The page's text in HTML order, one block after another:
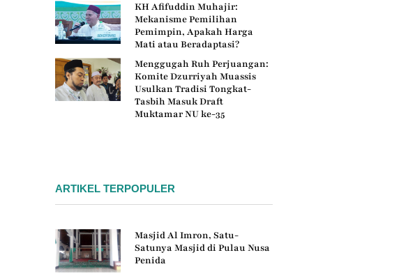
KH Afifuddin Muhajir:
Mekanisme Pemilihan
Pemimpin, Apakah Harga
Mati atau Beradaptasi?
Menggugah Ruh Perjuangan:
Komite Dzurriyah Muassis
Usulkan Tradisi Tongkat-
Tasbih Masuk Draft
Muktamar NU ke-35
ARTIKEL TERPOPULER
Masjid Al Imron, Satu-
Satunya Masjid di Pulau Nusa
Penida